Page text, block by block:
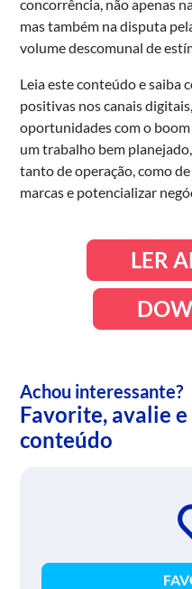
concorrência, não apenas
mas também na disputa
volume descomunal de
Leia este conteúdo e saiba
positivas nos canais
oportunidades com o
um trabalho bem
tanto de operação, como
marcas e potencializar
LER
Achou interessante?
Favorite, avalie
conteúdo